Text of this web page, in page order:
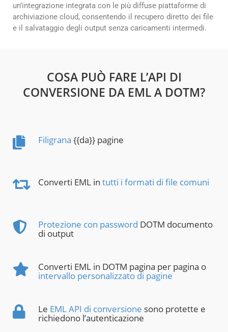
un’integrazione integrata con le più diffuse piattaforme di
archiviazione cloud, consentendo il recupero diretto dei file
e il salvataggio degli output senza caricamenti intermedi.
COSA PUÒ FARE L’API DI
CONVERSIONE DA EML A DOTM?
Filigrana {{da}} pagine
Converti EML in tutti i formati di file comuni
Protezione con password DOTM documento
di output
Converti EML in DOTM pagina per pagina o
intervallo personalizzato di pagine
Le EML API di conversione sono protette e
richiedono l’autenticazione